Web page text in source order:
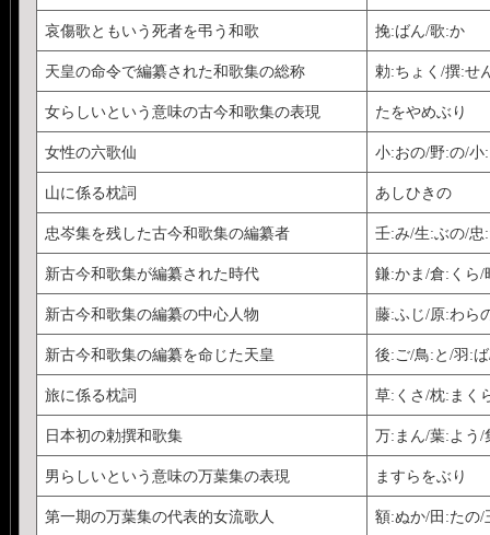
哀傷歌ともいう死者を弔う和歌 挽:ばん/歌:か
天皇の命令で編纂された和歌集の総称 勅:ちょく/撰:せ
女らしいという意味の古今和歌集の表現 たをやめぶり
女性の六歌仙 小:おの/野:の/小
山に係る枕詞 あしひきの
忠岑集を残した古今和歌集の編纂者 壬:み/生:ぶの/忠
新古今和歌集が編纂された時代 鎌:かま/倉:くら/
新古今和歌集の編纂の中心人物 藤:ふじ/原:わら
新古今和歌集の編纂を命じた天皇 後:ご/鳥:と/羽:
旅に係る枕詞 草:くさ/枕:まく
日本初の勅撰和歌集 万:まん/葉:よう/
男らしいという意味の万葉集の表現 ますらをぶり
第一期の万葉集の代表的女流歌人 額:ぬか/田:たの/